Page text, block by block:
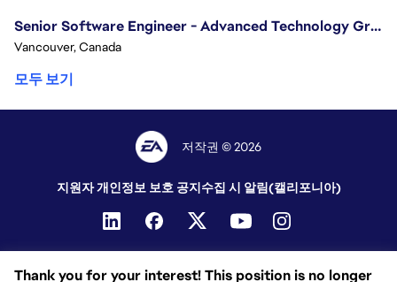
Thank you for your interest! This position is no longer
Senior Software Engineer - Advanced Technology Group
Vancouver, Canada
모두 보기
저작권 © 2026
지원자 개인정보 보호 공지수집 시 알림(캘리포니아)